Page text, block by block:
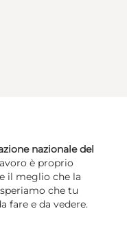
nazionale del
è proprio
il meglio che la
che tu
fare e da vedere.